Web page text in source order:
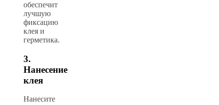
обеспечит
лучшую
фиксацию
клея и
герметика.
3.
Нанесение
клея
Нанесите